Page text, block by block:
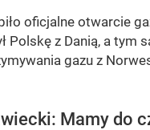
oficjalne otwarcie
Polskę z Danią, a tym
gazu z
Mamy do